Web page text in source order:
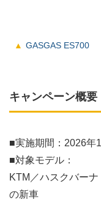
GASGAS ES700
キャンペーン概要
■実施期間：2026年
■対象モデル：
KTM／ハスクバー
の新車